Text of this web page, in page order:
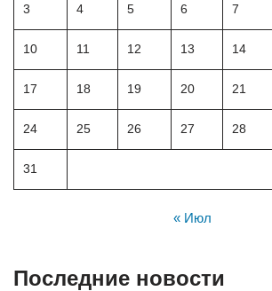
3 4 5 6 7
10 11 12 13 14
17 18 19 20 21
24 25 26 27 28
31
« Июл
Последние новости